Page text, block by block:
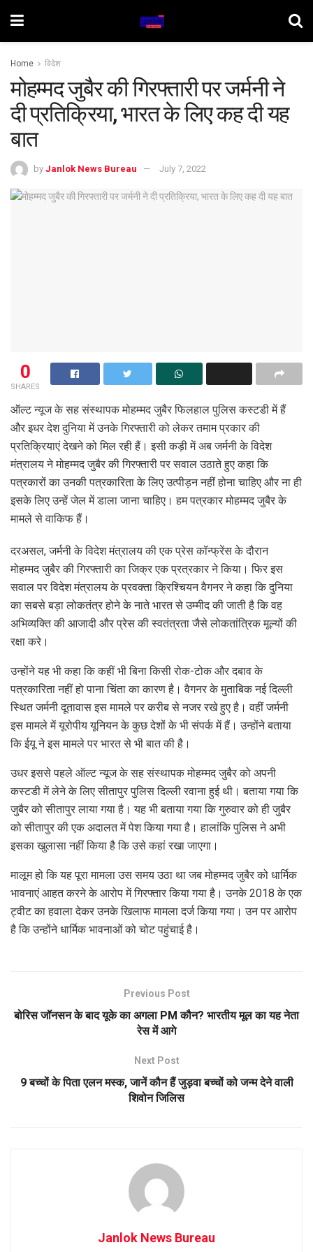
Home विदेश
मोहम्मद जुबैर की गिरफ्तारी पर जर्मनी ने
दी प्रतिक्रिया, भारत के लिए कह दी यह
बात
by Janlok News Bureau July 7, 2022
0
SHARES
ऑल्ट न्यूज के सह संस्थापक मोहम्मद जुबैर फिलहाल पुलिस कस्टडी में हैं
और इधर देश दुनिया में उनके गिरफ्तारी को लेकर तमाम प्रकार की
प्रतिक्रियाएं देखने को मिल रही हैं। इसी कड़ी में अब जर्मनी के विदेश
मंत्रालय ने मोहम्मद जुबैर की गिरफ्तारी पर सवाल उठाते हुए कहा कि
पत्रकारों का उनकी पत्रकारिता के लिए उत्पीड़न नहीं होना चाहिए और ना ही
इसके लिए उन्हें जेल में डाला जाना चाहिए। हम पत्रकार मोहम्मद जुबैर के
मामले से वाकिफ हैं।
दरअसल, जर्मनी के विदेश मंत्रालय की एक प्रेस कॉन्फ्रेंस के दौरान
मोहम्मद जुबैर की गिरफ्तारी का जिक्र एक प्रत्रकार ने किया। फिर इस
सवाल पर विदेश मंत्रालय के प्रवक्ता क्रिश्चियन वैगनर ने कहा कि दुनिया
का सबसे बड़ा लोकतंत्र होने के नाते भारत से उम्मीद की जाती है कि वह
अभिव्यक्ति की आजादी और प्रेस की स्वतंत्रता जैसे लोकतांत्रिक मूल्यों की
रक्षा करे।
उन्होंने यह भी कहा कि कहीं भी बिना किसी रोक-टोक और दबाव के
पत्रकारिता नहीं हो पाना चिंता का कारण है। वैगनर के मुताबिक नई दिल्ली
स्थित जर्मनी दूतावास इस मामले पर करीब से नजर रखे हुए है। वहीं जर्मनी
इस मामले में यूरोपीय यूनियन के कुछ देशों के भी संपर्क में हैं। उन्होंने बताया
कि ईयू ने इस मामले पर भारत से भी बात की है।
उधर इससे पहले ऑल्ट न्यूज के सह संस्थापक मोहम्मद जुबैर को अपनी
कस्टडी में लेने के लिए सीतापुर पुलिस दिल्ली रवाना हुई थी। बताया गया कि
जुबैर को सीतापुर लाया गया है। यह भी बताया गया कि गुरुवार को ही जुबैर
को सीतापुर की एक अदालत में पेश किया गया है। हालांकि पुलिस ने अभी
इसका खुलासा नहीं किया है कि उसे कहां रखा जाएगा।
मालूम हो कि यह पूरा मामला उस समय उठा था जब मोहम्मद जुबैर को धार्मिक
भावनाएं आहत करने के आरोप में गिरफ्तार किया गया है। उनके 2018 के एक
ट्वीट का हवाला देकर उनके खिलाफ मामला दर्ज किया गया। उन पर आरोप
है कि उन्होंने धार्मिक भावनाओं को चोट पहुंचाई है।
Previous Post
बोरिस जॉनसन के बाद यूके का अगला PM कौन? भारतीय मूल का यह नेता
रेस में आगे
Next Post
9 बच्चों के पिता एलन मस्क, जानें कौन हैं जुड़वा बच्चों को जन्म देने वाली
शिवोन जिलिस
Janlok News Bureau